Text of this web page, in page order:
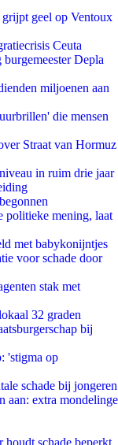
geel op Ventoux
Ceuta
Depla
miljoenen aan
die mensen
Straat van Hormuz
in ruim drie jaar
politieke mening, laat
met babykonijntjes
voor schade door
stak met
32 graden
bij
'stigma op
schade bij jongeren
aan: extra mondelinge
houdt schade beperkt